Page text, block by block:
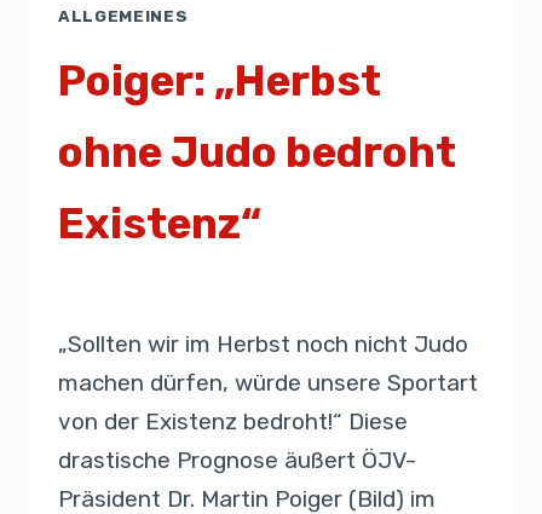
ALLGEMEINES
Poiger: „Herbst
ohne Judo bedroht
Existenz“
„Sollten wir im Herbst noch nicht Judo
machen dürfen, würde unsere Sportart
von der Existenz bedroht!“ Diese
drastische Prognose äußert ÖJV-
Präsident Dr. Martin Poiger (Bild) im